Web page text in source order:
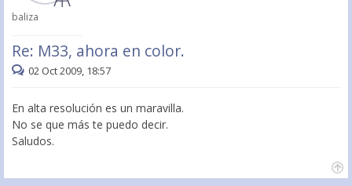
baliza
Re: M33, ahora en color.
02 Oct 2009, 18:57
En alta resolución es un maravilla.
No se que más te puedo decir.
Saludos.